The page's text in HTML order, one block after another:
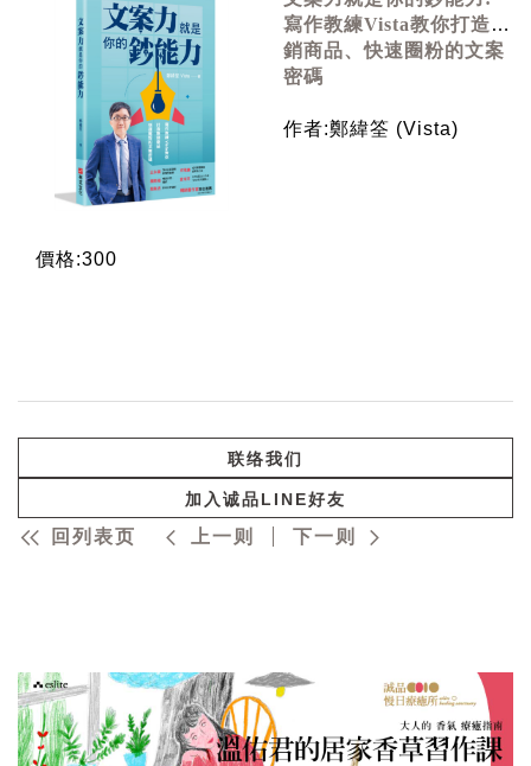
寫作教練Vista教你打造熱
銷商品、快速圈粉的文案
密碼
作者:鄭緯筌 (Vista)
價格:300
联络我们
加入诚品LINE好友
回列表页 上一则 下一则